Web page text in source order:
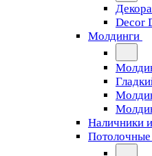
Decor
Молдинги
Наличники